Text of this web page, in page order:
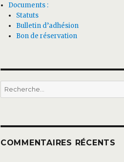
Documents :
Statuts
Bulletin d’adhésion
Bon de réservation
Recherche
pour :
COMMENTAIRES RÉCENTS